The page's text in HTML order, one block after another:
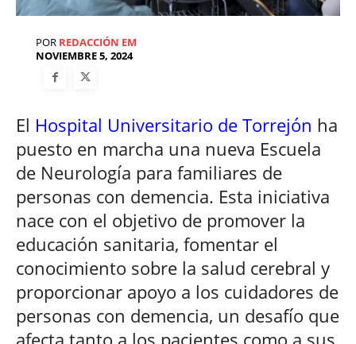
POR REDACCIÓN EM
NOVIEMBRE 5, 2024
El Hospital Universitario de Torrejón ha
puesto en marcha una nueva Escuela
de Neurología para familiares de
personas con demencia. Esta iniciativa
nace con el objetivo de promover la
educación sanitaria, fomentar el
conocimiento sobre la salud cerebral y
proporcionar apoyo a los cuidadores de
personas con demencia, un desafío que
afecta tanto a los pacientes como a sus